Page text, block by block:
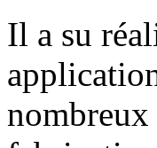
Il a su
nombreux